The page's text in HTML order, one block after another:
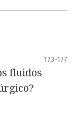
173-177
fluidos